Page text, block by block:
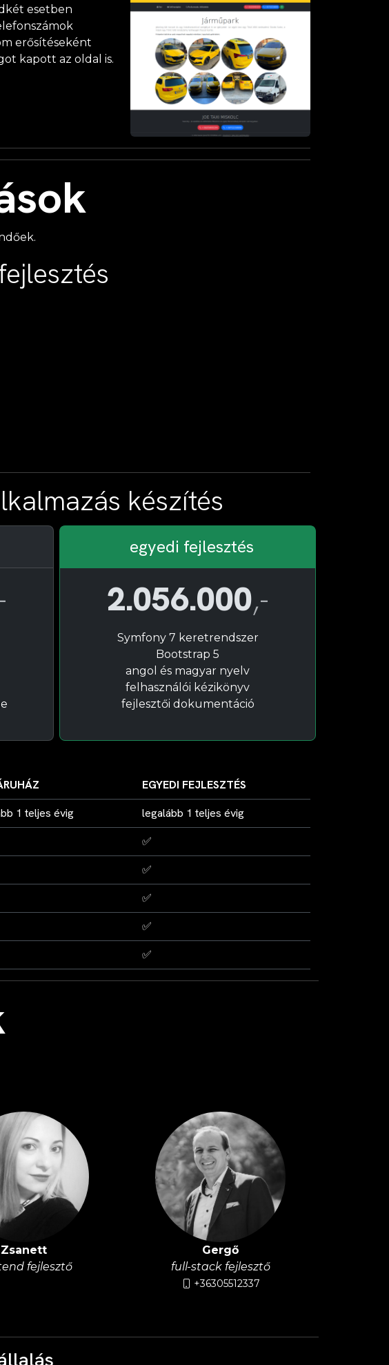
esetben
erősítéseként
kapott az oldal is.
készítés
egyedi fejlesztés
2.056.000,-
Symfony 7 keretrendszer
Bootstrap 5
angol és magyar nyelv
felhasználói kézikönyv
fejlesztői dokumentáció
EGYEDI FEJLESZTÉS
1 teljes évig
legalább 1 teljes évig
✅
✅
✅
✅
✅
Zsanett
fejlesztő
Gergő
full-stack fejlesztő
+36305512337